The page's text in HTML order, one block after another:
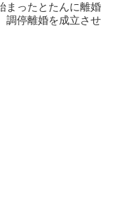
まったとたんに離婚
調停離婚を成立させ